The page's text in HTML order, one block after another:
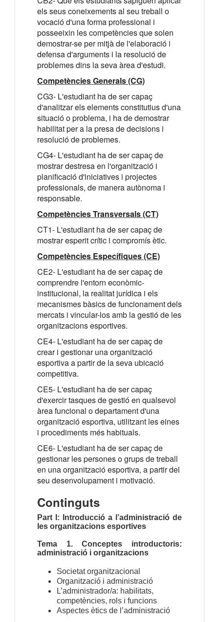
els seus coneixements al seu treball o
vocació d'una forma professional i
posseeixin les competències que solen
demostrar-se per mitjà de l'elaboració i
defensa d'arguments i la resolució de
problemes dins la seva àrea d'estudi.
Competències Generals (CG)
CG3- L'estudiant ha de ser capaç
d'analitzar els elements constitutius d'una
situació o problema, i ha de demostrar
habilitat per a la presa de decisions i
resolució de problemes.
CG4- L'estudiant ha de ser capaç de
mostrar destresa en l'organització i
planificació d'iniciatives i projectes
professionals, de manera autònoma i
responsable.
Competències Transversals (CT)
CT1- L'estudiant ha de ser capaç de
mostrar esperit crític i compromís ètic.
Competències Específiques (CE)
CE2- L'estudiant ha de ser capaç de
comprendre l'entorn econòmic-
institucional, la realitat jurídica i els
mecanismes bàsics de funcionament dels
mercats i vincular-los amb la gestió de les
organitzacions esportives.
CE4- L'estudiant ha de ser capaç de
crear i gestionar una organització
esportiva a partir de la seva ubicació
competitiva.
CE5- L'estudiant ha de ser capaç
d'exercir tasques de gestió en qualsevol
àrea funcional o departament d'una
organització esportiva, utilitzant les eines
i procediments més habituals.
CE6- L'estudiant ha de ser capaç de
gestionar les persones o grups de treball
en una organització esportiva, a partir del
seu desenvolupament i motivació.
Continguts
Part I: Introducció a l’administració de
les organitzacions esportives
Tema 1. Conceptes introductoris:
administració i organitzacions
Societat organitzacional
Organització i administració
L’administrador/a: habilitats,
competències, rols i funcions
Aspectes ètics de l’administració